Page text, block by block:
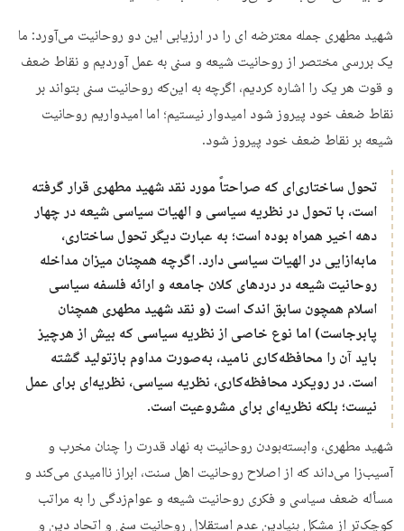
شهید مطهری جمله معترضه ای را در ارزیابی این دو روحانیت می‌آورد: ما
یک بررسی مختصر از روحانیت شیعه و سنی به عمل آوردیم و نقاط ضعف
و قوت هر یک را اشاره کردیم، اگرچه به این‌که روحانیت سنی بتواند بر
نقاط ضعف خود پیروز شود امیدوار نیستیم؛ اما امیدواریم روحانیت
شیعه بر نقاط ضعف خود پیروز شود.
تحول ساختاری‌ای که صراحتاً مورد نقد شهید مطهری قرار گرفته
است، با تحول در نظریه سیاسی و الهیات سیاسی شیعه در چهار
دهه اخیر همراه بوده است؛ به‌ عبارت دیگر تحول ساختاری،
مابه‌ازایی در الهیات سیاسی دارد. اگرچه همچنان میزان مداخله
روحانیت شیعه در دردهای کلان جامعه و ارائه فلسفه سیاسی
اسلام همچون سابق اندک است (و نقد شهید مطهری همچنان
پابرجاست) اما نوع خاصی از نظریه سیاسی که بیش از هرچیز
باید آن را محافظه‌کاری نامید، به‌صورت مداوم بازتولید گشته
است. در رویکرد محافظه‌کاری، نظریه سیاسی، نظریه‌ای برای عمل
نیست؛ بلکه نظریه‌ای برای مشروعیت است.
شهید مطهری، وابسته‌بودن روحانیت به نهاد قدرت را چنان مخرب و
آسیب‌زا می‌داند که از اصلاح روحانیت اهل سنت، ابراز ناامیدی می‌کند و
مسأله ضعف سیاسی و فکری روحانیت شیعه و عوام‌زدگی را به مراتب
کوچک‌تر از مشکل بنیادین عدم استقلال روحانیت سنی و اتحاد دین و